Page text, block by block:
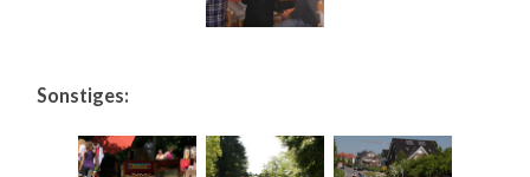
Sonstiges: